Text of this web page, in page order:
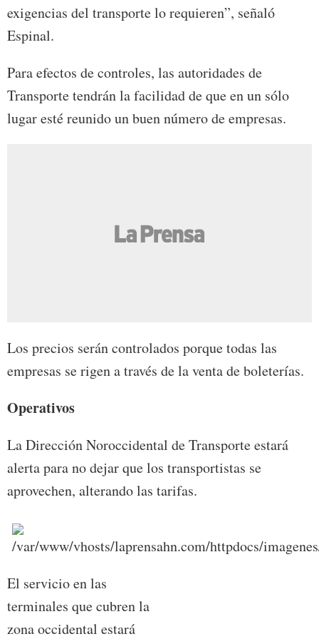
exigencias del transporte lo requieren”, señaló
Espinal.
Para efectos de controles, las autoridades de
Transporte tendrán la facilidad de que en un sólo
lugar esté reunido un buen número de empresas.
Los precios serán controlados porque todas las
empresas se rigen a través de la venta de boleterías.
Operativos
La Dirección Noroccidental de Transporte estará
alerta para no dejar que los transportistas se
aprovechen, alterando las tarifas.
El servicio en las
terminales que cubren la
zona occidental estará